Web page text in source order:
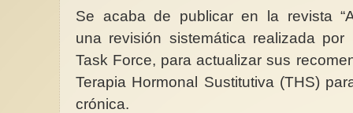
Se acaba de publicar en la revista
una revisión sistemática realizada
Task Force, para actualizar sus
Terapia Hormonal Sustitutiva (THS)
crónica.